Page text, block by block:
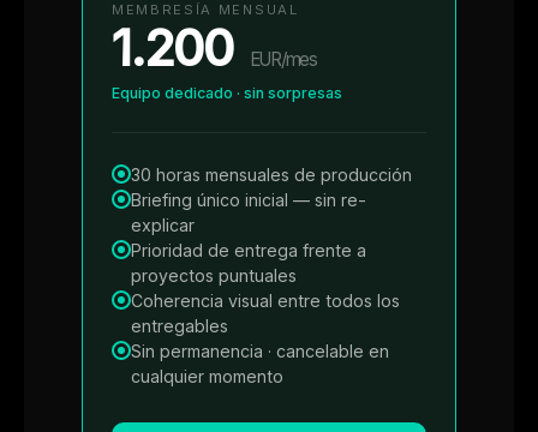
MEMBRESÍA MENSUAL
1.200 EUR/mes
Equipo dedicado · sin sorpresas
30 horas mensuales de producción
Briefing único inicial — sin re-
explicar
Prioridad de entrega frente a
proyectos puntuales
Coherencia visual entre todos los
entregables
Sin permanencia · cancelable en
cualquier momento